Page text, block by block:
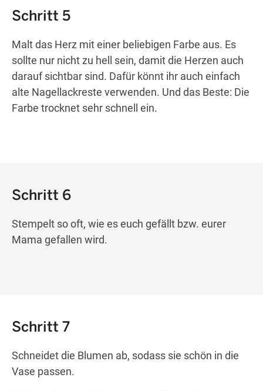
Schritt 5
Malt das Herz mit einer beliebigen Farbe aus. Es
sollte nur nicht zu hell sein, damit die Herzen auch
darauf sichtbar sind. Dafür könnt ihr auch einfach
alte Nagellackreste verwenden. Und das Beste: Die
Farbe trocknet sehr schnell ein.
Schritt 6
Stempelt so oft, wie es euch gefällt bzw. eurer
Mama gefallen wird.
Schritt 7
Schneidet die Blumen ab, sodass sie schön in die
Vase passen.